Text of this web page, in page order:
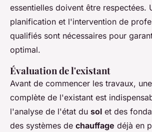
essentielles doivent être respectées.
planification et l'intervention de
qualifiés sont nécessaires pour
optimal.
Évaluation de l'existant
Avant de commencer les travaux,
complète de l'existant est
l'analyse de l'état du sol et des
des systèmes de chauffage déjà en